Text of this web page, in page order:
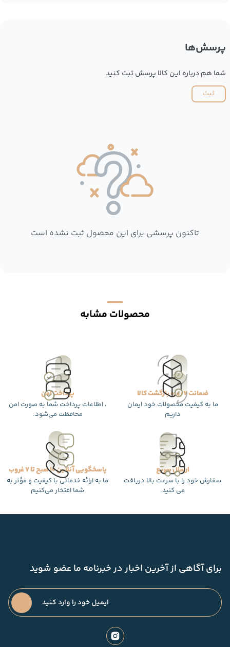
پرسش‌ها
شما هم درباره این کالا پرسش ثبت کنید
ثبت
تاکنون پرسشی برای این محصول ثبت نشده است
محصولات مشابه
ضمانت 7 روزه بازگشت کالا
ما به کیفیت محصولات خود ایمان
داریم
پرداخت امن
، اطلاعات پرداخت شما به صورت امن
محافظت می‌شود.
ارسال سریع
سفارش خود را با سرعت بالا دریافت
می کنید.
پاسخگویی آنلاین 10 صبح تا 7 غروب
ما به ارائه خدماتی با کیفیت و مؤثر به
شما افتخار می‌کنیم
برای آگاهی از آخرین اخبار در خبرنامه ما عضو شوید